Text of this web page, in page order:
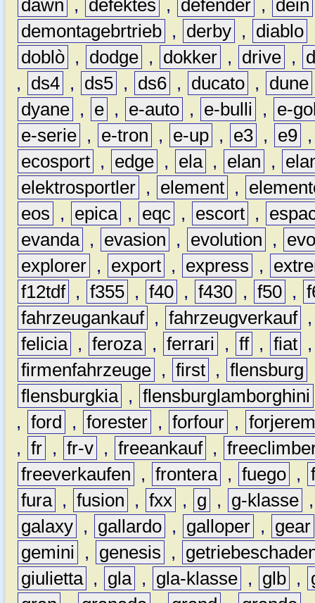
dawn , defektes , defender , dein
demontagebrtrieb , derby , diablo
doblò , dodge , dokker , drive ,
,
ds4 , ds5 , ds6 , ducato , dune
dyane , e , e-auto , e-bulli ,
e-
e-serie , e-tron , e-up , e3 , e9
ecosport , edge , ela , elan ,
elektrosportler , element ,
eos
, epica , eqc , escort ,
evanda , evasion , evolution ,
explorer , export , express ,
f12tdf , f355 , f40 , f430 , f50 ,
fahrzeugankauf , fahrzeugverkauf
felicia , feroza , ferrari , ff , fiat
firmenfahrzeuge , first , flensburg
flensburgkia , flensburglamborghini
, ford , forester , forfour ,
, fr , fr-v , freeankauf ,
freeverkaufen
, frontera , fuego ,
fura , fusion , fxx , g , g-klasse
galaxy , gallardo , galloper ,
gear
gemini
, genesis ,
giulietta , gla , gla-klasse , glb ,